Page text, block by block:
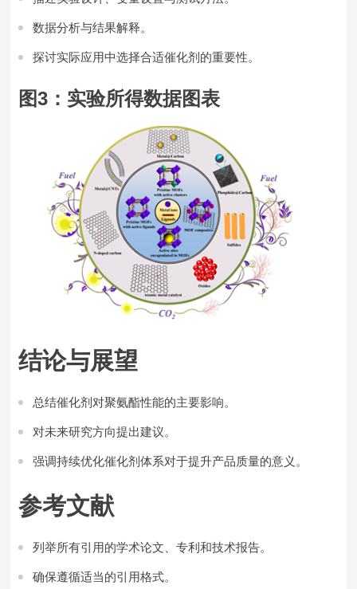
数据分析与结果解释。
探讨实际应用中选择合适催化剂的重要性。
图3：实验所得数据图表
结论与展望
总结催化剂对聚氨酯性能的主要影响。
对未来研究方向提出建议。
强调持续优化催化剂体系对于提升产品质量的意义。
参考文献
列举所有引用的学术论文、专利和技术报告。
确保遵循适当的引用格式。